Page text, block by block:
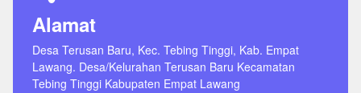
Alamat
Desa Terusan Baru, Kec. Tebing Tinggi, Kab. Empat
Lawang. Desa/Kelurahan Terusan Baru Kecamatan
Tebing Tinggi Kabupaten Empat Lawang